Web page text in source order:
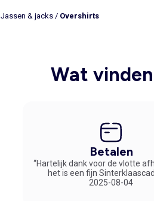
Jassen & jacks / Overshirts
Wat
Betalen
“Hartelijk dank voor de vlotte
het is een fijn
2025-08-04